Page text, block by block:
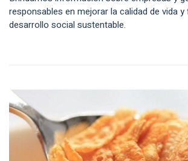
responsables en mejorar la calidad de vida
desarrollo social sustentable.